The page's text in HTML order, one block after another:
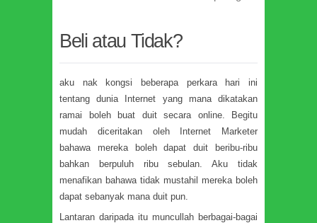
Beli atau Tidak?
aku nak kongsi beberapa perkara hari ini
tentang dunia Internet yang mana dikatakan
ramai boleh buat duit secara online. Begitu
mudah diceritakan oleh Internet Marketer
bahawa mereka boleh dapat duit beribu-ribu
bahkan berpuluh ribu sebulan. Aku tidak
menafikan bahawa tidak mustahil mereka boleh
dapat sebanyak mana duit pun.
Lantaran daripada itu muncullah berbagai-bagai